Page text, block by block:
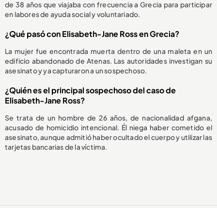
de 38 años que viajaba con frecuencia a Grecia para participar
en labores de ayuda social y voluntariado.
¿Qué pasó con Elisabeth-Jane Ross en Grecia?
La mujer fue encontrada muerta dentro de una maleta en un
edificio abandonado de Atenas. Las autoridades investigan su
asesinato y ya capturaron a un sospechoso.
¿Quién es el principal sospechoso del caso de
Elisabeth-Jane Ross?
Se trata de un hombre de 26 años, de nacionalidad afgana,
acusado de homicidio intencional. Él niega haber cometido el
asesinato, aunque admitió haber ocultado el cuerpo y utilizar las
tarjetas bancarias de la víctima.